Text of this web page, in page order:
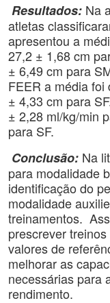
Resultados: Na
atletas
apresentou a
27,2 ± 1,68 cm
± 6,49 cm para
FEER a média
± 4,33 cm para
± 2,28 ml/kg/min
para SF.
Conclusão: Na
para modalidade
identificação do
modalidade
treinamentos.
prescrever
valores de
melhorar as
necessárias para
rendimento.